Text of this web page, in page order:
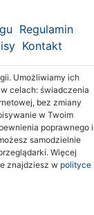
Regulamin
Kontakt
Umożliwiamy ich
celach: świadczenia
bez zmiany
w Twoim
poprawnego i
samodzielnie
Więcej
znajdziesz w polityce